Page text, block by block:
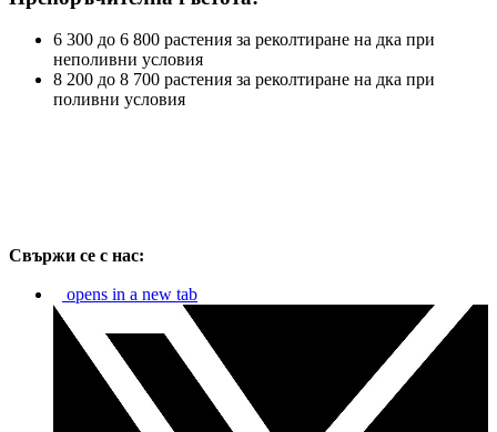
6 300 до 6 800 растения за реколтиране на дка при
неполивни условия
8 200 до 8 700 растения за реколтиране на дка при
поливни условия
Свържи се с нас:
opens in a new tab